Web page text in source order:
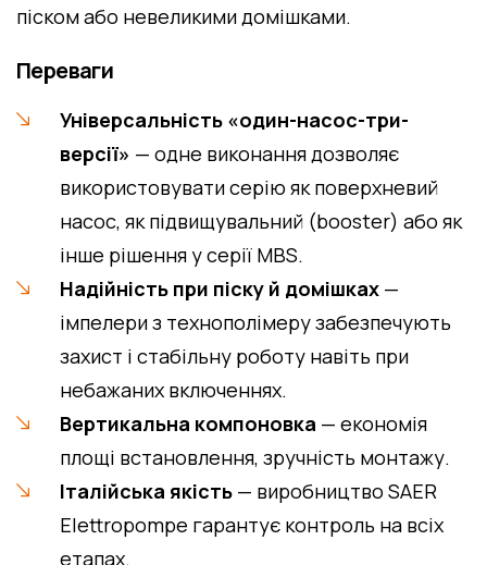
піском або невеликими домішками.
Переваги
Універсальність «один-насос-три-
версії» — одне виконання дозволяє
використовувати серію як поверхневий
насос, як підвищувальний (booster) або як
інше рішення у серії MBS.
Надійність при піску й домішках—
імпелери з технополімеру забезпечують
захист і стабільну роботу навіть при
небажаних включеннях.
Вертикальна компоновка — економія
площі встановлення, зручність монтажу.
Італійська якість— виробництво SAER
Elettropompe гарантує контроль на всіх
етапах.